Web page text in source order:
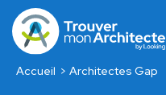
Accueil Architectes Gap